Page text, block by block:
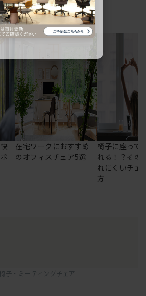
ラム
在宅ワークにおすすめ
のオフィスチェア5選
椅子に座って
れる！？その
れにくいチェ
方
子・ミーティングチェア